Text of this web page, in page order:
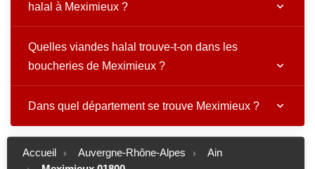
halal à Meximieux ?
Quelles viandes halal trouve-t-on dans les
boucheries de Meximieux ?
Dans quel département se trouve Meximieux ?
Accueil Auvergne-Rhône-Alpes
Ain